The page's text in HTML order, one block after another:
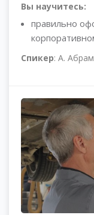
Вы научитесь:
правильно
Спикер: А.